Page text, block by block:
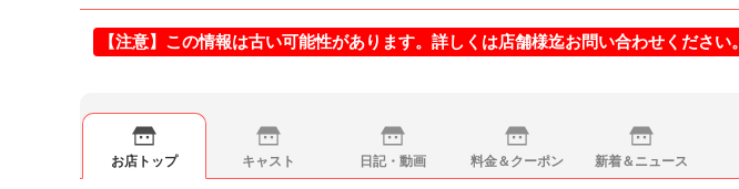
【注意】この情報は古い可能性があります。詳しくは店舗様迄お問い合わせください。
お店トップ キャスト 日記・動画 料金＆クーポン 新着＆ニュース